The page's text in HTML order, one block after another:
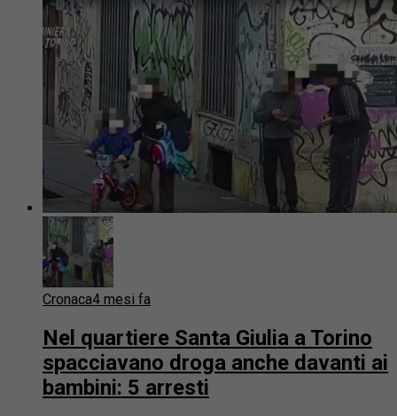
Cronaca4 mesi fa
Nel quartiere Santa Giulia a Torino
spacciavano droga anche davanti ai
bambini: 5 arresti